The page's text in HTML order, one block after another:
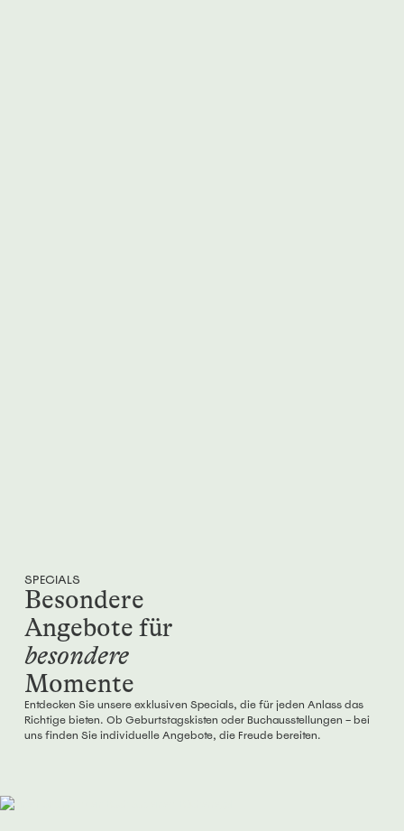
SPECIALS
Besondere
Angebote für
besondere
Momente
Entdecken Sie unsere exklusiven Specials, die für jeden Anlass das
Richtige bieten. Ob Geburtstagskisten oder Buchausstellungen – bei
uns finden Sie individuelle Angebote, die Freude bereiten.